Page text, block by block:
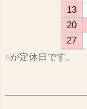
13
20
27
■が定休日です。